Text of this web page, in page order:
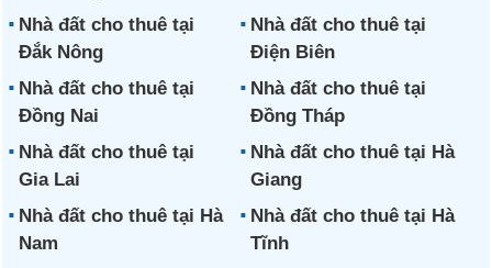
Nhà đất cho thuê tại
Đắk Nông
Nhà đất cho thuê tại
Điện Biên
Nhà đất cho thuê tại
Đồng Nai
Nhà đất cho thuê tại
Đồng Tháp
Nhà đất cho thuê tại
Gia Lai
Nhà đất cho thuê tại Hà
Giang
Nhà đất cho thuê tại Hà
Nam
Nhà đất cho thuê tại Hà
Tĩnh